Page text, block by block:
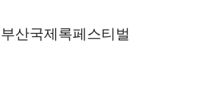
부산국제록페스티벌